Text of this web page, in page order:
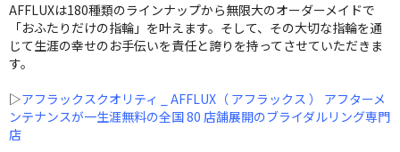
AFFLUXは180種類のラインナップから無限大のオーダーメイドで
「おふたりだけの指輪」を叶えます。そして、その大切な指輪を通
じて生涯の幸せのお手伝いを責任と誇りを持ってさせていただきま
す。
▷アフラックスクオリティ _ AFFLUX（ アフラックス ） アフターメ
ンテナンスが一生涯無料の全国 80 店舗展開のブライダルリング専門
店